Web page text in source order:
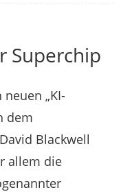
Superchip
„KI-
dem
Blackwell
allem die